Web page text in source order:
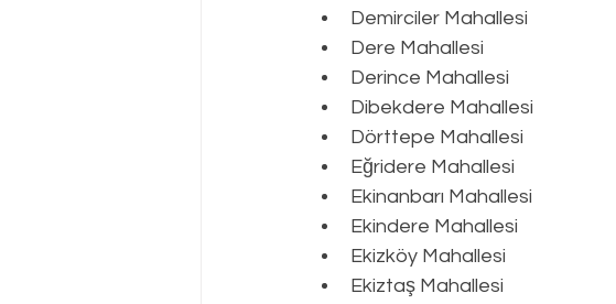
Demirciler Mahallesi
Dere Mahallesi
Derince Mahallesi
Dibekdere Mahallesi
Dörttepe Mahallesi
Eğridere Mahallesi
Ekinanbarı Mahallesi
Ekindere Mahallesi
Ekizköy Mahallesi
Ekiztaş Mahallesi